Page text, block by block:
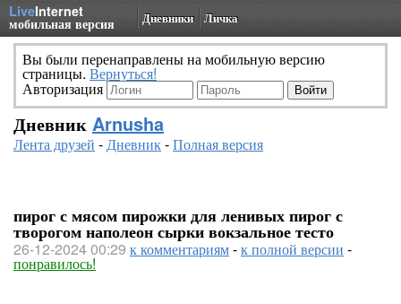
LiveInternet
мобильная версия Дневники Личка
Вы были перенаправлены на мобильную версию
страницы. Вернуться!
Авторизация
Дневник Arnusha
Лента друзей -Дневник-Полная версия
пирог с мясом пирожки для ленивых пирог с
творогом наполеон сырки вокзальное тесто
26-12-2024 00:29 к комментариям-к полной версии -
понравилось!